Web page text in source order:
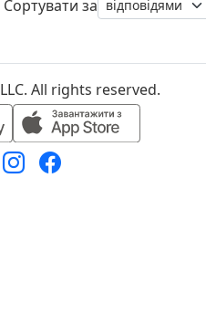
Сортувати за
All rights reserved.